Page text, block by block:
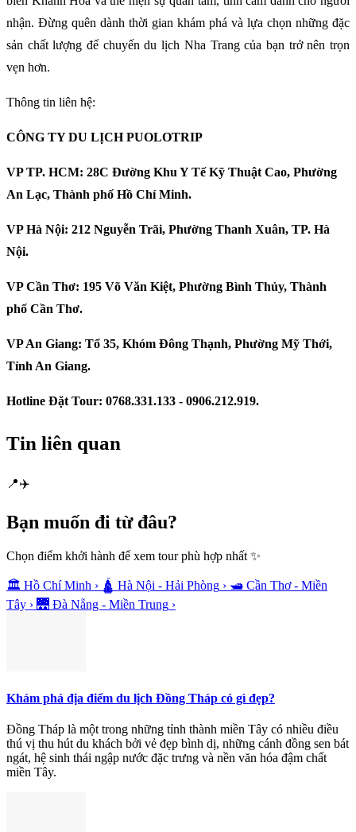
nhận. Đừng quên dành thời gian khám phá và lựa chọn những đặc
sản chất lượng để chuyến du lịch Nha Trang của bạn trở nên trọn
vẹn hơn.
Thông tin liên hệ:
CÔNG TY DU LỊCH PUOLOTRIP
VP TP. HCM: 28C Đường Khu Y Tế Kỹ Thuật Cao, Phường
An Lạc, Thành phố Hồ Chí Minh.
VP Hà Nội: 212 Nguyễn Trãi, Phường Thanh Xuân, TP. Hà
Nội.
VP Cần Thơ: 195 Võ Văn Kiệt, Phường Bình Thủy, Thành
phố Cần Thơ.
VP An Giang: Tổ 35, Khóm Đông Thạnh, Phường Mỹ Thới,
Tỉnh An Giang.
Hotline Đặt Tour: 0768.331.133 - 0906.212.919.
Tin liên quan
📍✈️
Bạn muốn đi từ đâu?
Chọn điểm khởi hành để xem tour phù hợp nhất ✨
🏛️ Hồ Chí Minh › 🛕 Hà Nội - Hải Phòng › 🛥️ Cần Thơ - Miền
Tây › 🌉 Đà Nẵng - Miền Trung ›
Khám phá địa điểm du lịch Đồng Tháp có gì đẹp?
Đồng Tháp là một trong những tỉnh thành miền Tây có nhiều điều
thú vị thu hút du khách bởi vẻ đẹp bình dị, những cánh đồng sen bát
ngát, hệ sinh thái ngập nước đặc trưng và nền văn hóa đậm chất
miền Tây.